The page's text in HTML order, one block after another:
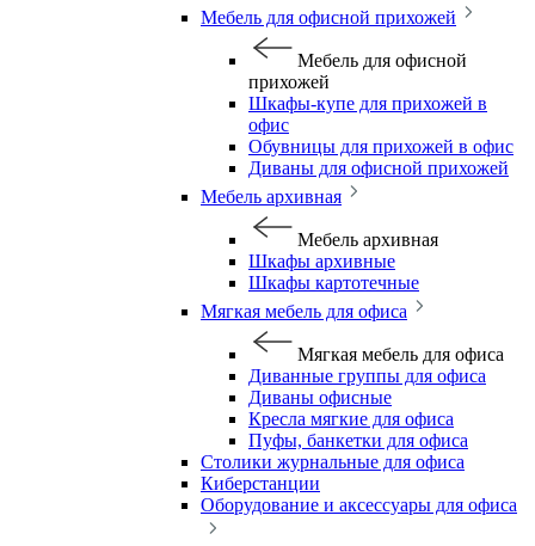
Мебель для офисной прихожей
Мебель для офисной
прихожей
Шкафы-купе для прихожей в
офис
Обувницы для прихожей в офис
Диваны для офисной прихожей
Мебель архивная
Мебель архивная
Шкафы архивные
Шкафы картотечные
Мягкая мебель для офиса
Мягкая мебель для офиса
Диванные группы для офиса
Диваны офисные
Кресла мягкие для офиса
Пуфы, банкетки для офиса
Столики журнальные для офиса
Киберстанции
Оборудование и аксессуары для офиса